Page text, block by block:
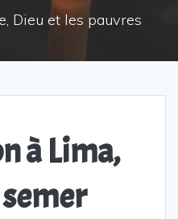
Dieu et les pauvres
à Lima,